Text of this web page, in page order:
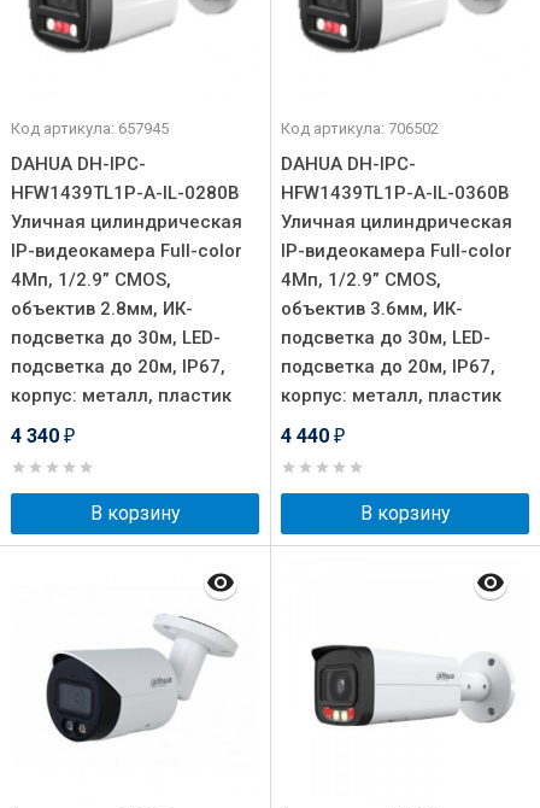
Код артикула: 657945
DAHUA DH-IPC-
HFW1439TL1P-A-IL-0280B
Уличная цилиндрическая
IP-видеокамера Full-color
4Мп, 1/2.9” CMOS,
объектив 2.8мм, ИК-
подсветка до 30м, LED-
подсветка до 20м, IP67,
корпус: металл, пластик
4 340 ₽
В корзину
Код артикула: 706502
DAHUA DH-IPC-
HFW1439TL1P-A-IL-0360B
Уличная цилиндрическая
IP-видеокамера Full-color
4Мп, 1/2.9” CMOS,
объектив 3.6мм, ИК-
подсветка до 30м, LED-
подсветка до 20м, IP67,
корпус: металл, пластик
4 440 ₽
В корзину